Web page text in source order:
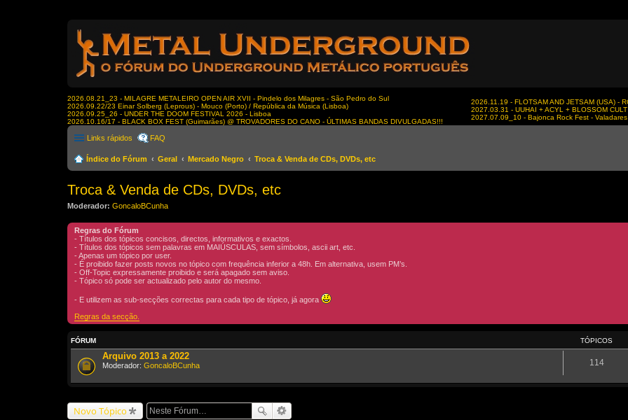
2026.08.21_23 - MILAGRE METALEIRO OPEN AIR XVII - Pindelo dos Milagres - São Pedro do Sul
2026.09.22/23 Einar Solberg (Leprous) - Mouco (Porto) / República da Música (Lisboa)
2026.09.25_26 - UNDER THE DOOM FESTIVAL 2026 - Lisboa
2026.10.16/17 - BLACK BOX FEST (Guimarães) @ TROVADORES DO CANO - ÚLTIMAS BANDAS DIVULGADAS!!!
2026.11.19 - FLOTSAM AND JETSAM (USA) -
2027.03.31 - UUHAI + ACYL + BLOSSOM
2027.07.09_10 - Bajonca Rock Fest -
Links rápidos FAQ
Índice do Fórum Geral Mercado Negro Troca & Venda de CDs, DVDs, etc
Troca & Venda de CDs, DVDs, etc
Moderador: GoncaloBCunha
Regras do Fórum
- Títulos dos tópicos concisos, directos, informativos e exactos.
- Títulos dos tópicos sem palavras em MAIÚSCULAS, sem símbolos, ascii art, etc.
- Apenas um tópico por user.
- É proibido fazer posts novos no tópico com frequência inferior a 48h. Em alternativa, usem PM’s.
- Off-Topic expressamente proibido e será apagado sem aviso.
- Tópico só pode ser actualizado pelo autor do mesmo.
- E utilizem as sub-secções correctas para cada tipo de tópico, já agora
Regras da secção.
FÓRUM TÓPICOS
Arquivo 2013 a 2022
Moderador: GoncaloBCunha 114
Novo Tópico